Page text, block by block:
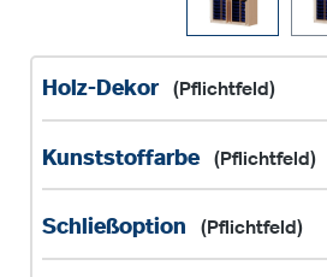
Holz-Dekor (Pflichtfeld)
Kunststoffarbe (Pflichtfeld)
Schließoption (Pflichtfeld)